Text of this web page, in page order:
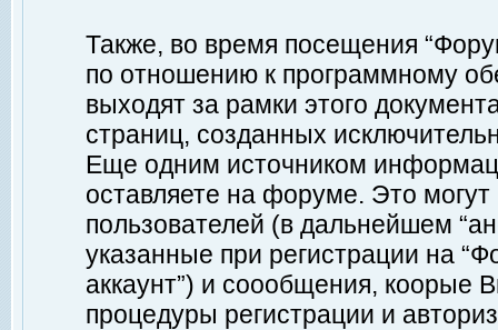
Также, во время посещения
по отношению к программному
выходят за рамки этого
страниц, созданных
Еще одним источником
оставляете на форуме. Это
пользователей (в дальнейшем
указанные при регистрации на
аккаунт”) и соообщения, коорые
процедуры регистрации и